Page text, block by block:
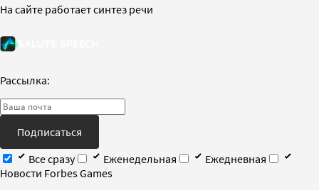
На сайте работает синтез речи
Рассылка:
Подписаться
Все сразу
Еженедельная
Ежедневная
Новости Forbes Games